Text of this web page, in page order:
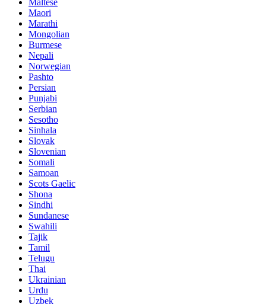
Maltese
Maori
Marathi
Mongolian
Burmese
Nepali
Norwegian
Pashto
Persian
Punjabi
Serbian
Sesotho
Sinhala
Slovak
Slovenian
Somali
Samoan
Scots Gaelic
Shona
Sindhi
Sundanese
Swahili
Tajik
Tamil
Telugu
Thai
Ukrainian
Urdu
Uzbek